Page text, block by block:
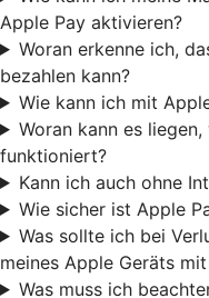
Apple Pay aktivieren?
Woran erkenne ich,
bezahlen kann?
Wie kann ich mit
Woran kann es
funktioniert?
Kann ich auch ohne
Wie sicher ist Apple
Was sollte ich bei
meines Apple Geräts
Was muss ich